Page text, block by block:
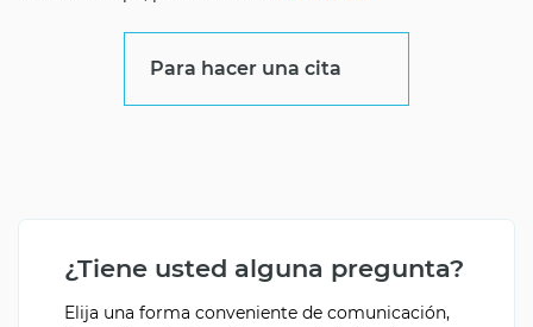
Para hacer una cita
¿Tiene usted alguna pregunta?
Elija una forma conveniente de comunicación,